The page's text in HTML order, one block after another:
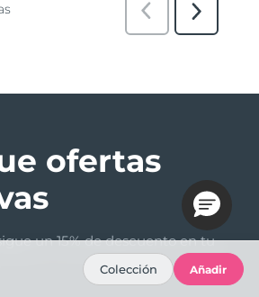
ofertas
un 15% de descuento en tu
Colección Añadir